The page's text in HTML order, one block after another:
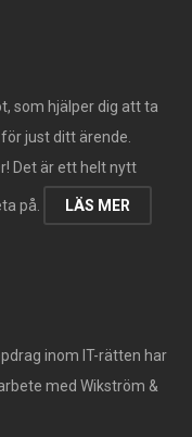
som hjälper dig att ta
just ditt ärende.
Det är ett helt nytt
på. LÄS MER
inom IT-rätten har
med Wikström &